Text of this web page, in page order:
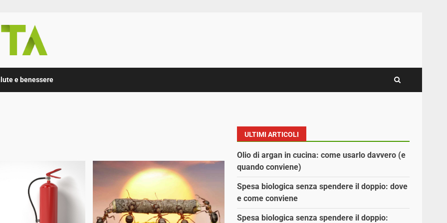
e benessere
ULTIMI ARTICOLI
Olio di argan in cucina: come usarlo davvero (e
quando conviene)
Spesa biologica senza spendere il doppio: dove
e come conviene
Spesa biologica senza spendere il doppio: